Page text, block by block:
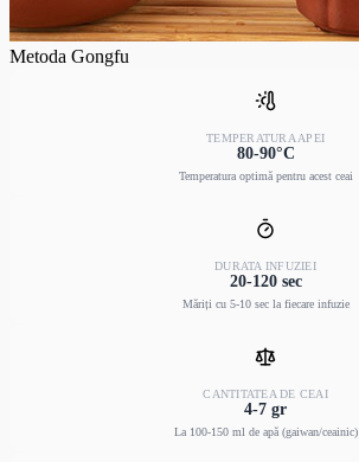
Metoda Gongfu
TEMPERATURA APEI
80-90°C
Temperatura optimă pentru acest ceai
DURATA INFUZIEI
20-120 sec
Măriți cu 5-10 sec la fiecare infuzie
CANTITATEA DE CEAI
4-7 gr
La 100-150 ml de apă (gaiwan/ceainic)